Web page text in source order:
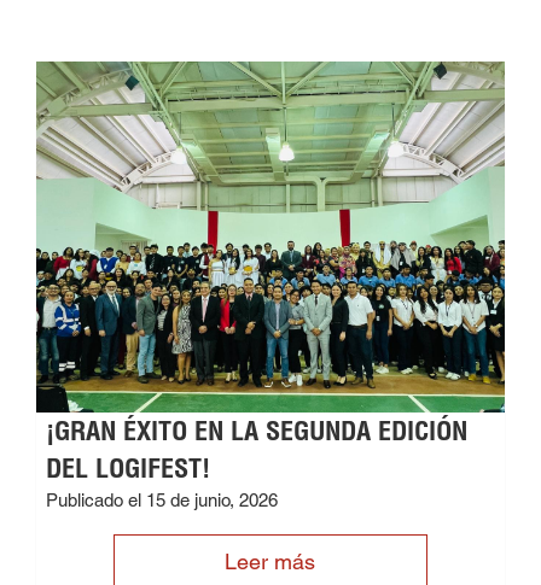
¡GRAN ÉXITO EN LA SEGUNDA EDICIÓN
DEL LOGIFEST!
Publicado el 15 de junio, 2026
Leer más